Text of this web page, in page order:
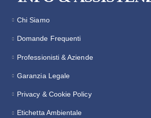
Chi Siamo
Domande Frequenti
Professionisti & Aziende
Garanzia Legale
Privacy & Cookie Policy
Etichetta Ambientale